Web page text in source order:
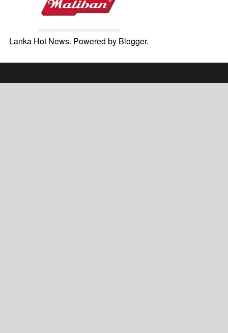
Lanka Hot News. Powered by Blogger.